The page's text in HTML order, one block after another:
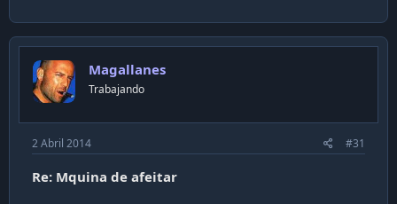
Magallanes
Trabajando
2 Abril 2014 #31
Re: Mquina de afeitar